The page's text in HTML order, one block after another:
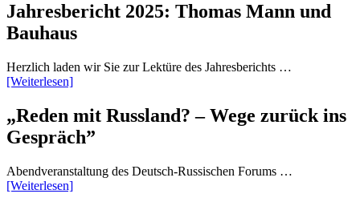
Jahresbericht 2025: Thomas Mann und
Bauhaus
Herzlich laden wir Sie zur Lektüre des Jahresberichts …
[Weiterlesen]
„Reden mit Russland? – Wege zurück ins
Gespräch”
Abendveranstaltung des Deutsch-Russischen Forums …
[Weiterlesen]